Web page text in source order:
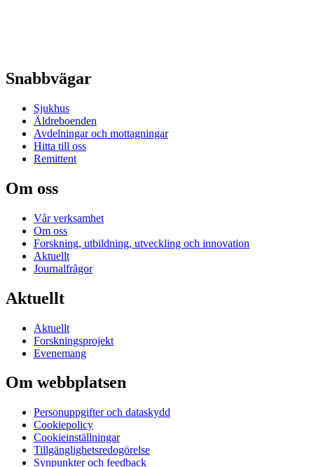
Snabbvägar
Sjukhus
Äldreboenden
Avdelningar och mottagningar
Hitta till oss
Remittent
Om oss
Vår verksamhet
Om oss
Forskning, utbildning, utveckling och innovation
Aktuellt
Journalfrågor
Aktuellt
Aktuellt
Forskningsprojekt
Evenemang
Om webbplatsen
Personuppgifter och dataskydd
Cookiepolicy
Cookieinställningar
Tillgänglighetsredogörelse
Synpunkter och feedback